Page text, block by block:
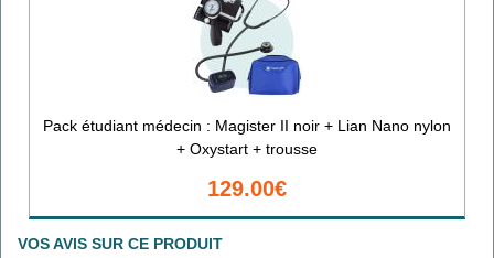
Pack étudiant médecin : Magister II noir + Lian Nano nylon
+ Oxystart + trousse
129.00€
VOS AVIS SUR CE PRODUIT